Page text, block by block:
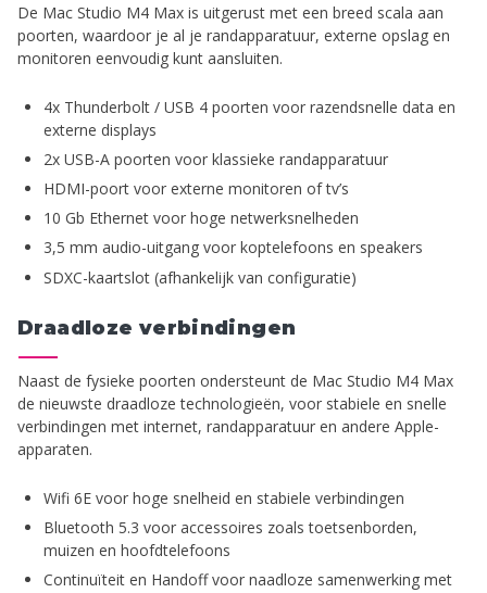
De Mac Studio M4 Max is uitgerust met een breed scala aan
poorten, waardoor je al je randapparatuur, externe opslag en
monitoren eenvoudig kunt aansluiten.
4x Thunderbolt / USB 4 poorten voor razendsnelle data en
externe displays
2x USB-A poorten voor klassieke randapparatuur
HDMI-poort voor externe monitoren of tv’s
10 Gb Ethernet voor hoge netwerksnelheden
3,5 mm audio-uitgang voor koptelefoons en speakers
SDXC-kaartslot (afhankelijk van configuratie)
Draadloze verbindingen
Naast de fysieke poorten ondersteunt de Mac Studio M4 Max
de nieuwste draadloze technologieën, voor stabiele en snelle
verbindingen met internet, randapparatuur en andere Apple-
apparaten.
Wifi 6E voor hoge snelheid en stabiele verbindingen
Bluetooth 5.3 voor accessoires zoals toetsenborden,
muizen en hoofdtelefoons
Continuïteit en Handoff voor naadloze samenwerking met